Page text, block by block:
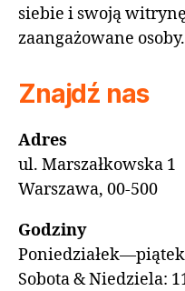
siebie i swoją
zaangażowane osoby.
Znajdź nas
Adres
ul. Marszałkowska 1
Warszawa, 00-500
Godziny
Sobota & Niedziela: